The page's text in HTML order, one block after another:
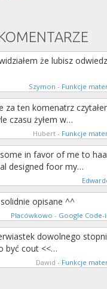
że lubisz
Szymon - Funkcje
za ten komenatrz
czasu żyłem w…
Hubert - Funkcje
in favor of me to
designed foor my…
opisane ^^
Placówkowo - Google Code-
dowolnego
być cout <<…
Dawid - Funkcje